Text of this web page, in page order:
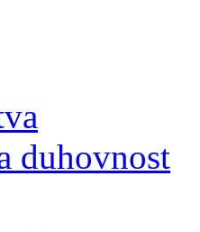
duhovnost